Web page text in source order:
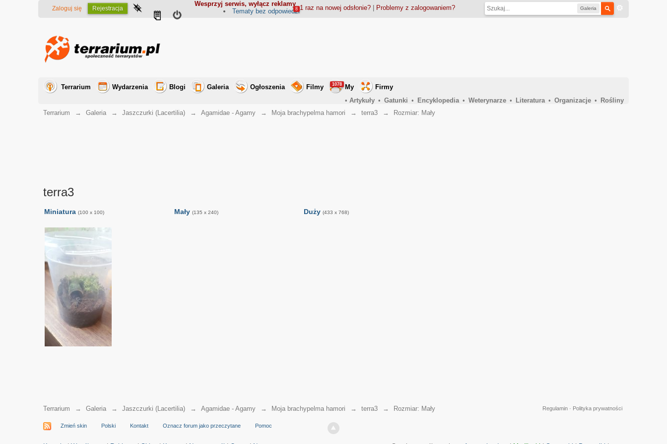
Wesprzyj serwis, wyłącz reklamy
Galeria
Zaloguj się Rejestracja 1 raz na nowej odsłonie?| Problemy z zalogowaniem?
Tematy bez odpowiedzi
8
Terrarium Wydarzenia Blogi Galeria Ogłoszenia Filmy My
1078
Firmy
• Artykuły • Gatunki • Encyklopedia • Weterynarze • Literatura • Organizacje •
Rośliny
Terrarium
→ Galeria → Jaszczurki (Lacertilia) → Agamidae - Agamy → Moja brachypelma hamori → terra3 → Rozmiar: Mały
terra3
Miniatura (100 x 100) Mały (135 x 240) Duży (433 x 768)
Terrarium → Galeria → Jaszczurki (Lacertilia) → Agamidae - Agamy → Moja brachypelma hamori → terra3 → Rozmiar: Mały Polityka prywatności
Regulamin·
Zmień skin Polski Kontakt Oznacz forum jako przeczytane Pomoc